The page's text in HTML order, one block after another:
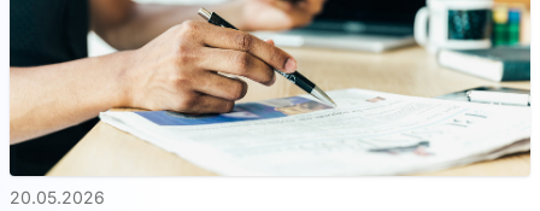
20.05.2026